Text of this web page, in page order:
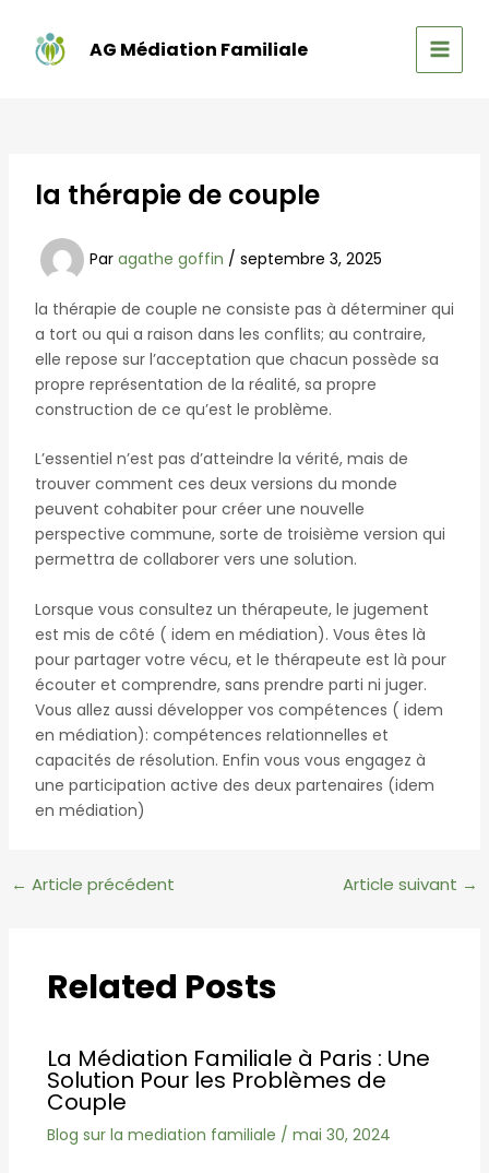
contenu
AG Médiation Familiale
MAIN
la thérapie de couple
Par agathe goffin / septembre 3, 2025
la thérapie de couple ne consiste pas à déterminer qui
a tort ou qui a raison dans les conflits; au contraire,
elle repose sur l’acceptation que chacun possède sa
propre représentation de la réalité, sa propre
construction de ce qu’est le problème.
L’essentiel n’est pas d’atteindre la vérité, mais de
trouver comment ces deux versions du monde
peuvent cohabiter pour créer une nouvelle
perspective commune, sorte de troisième version qui
permettra de collaborer vers une solution.
Lorsque vous consultez un thérapeute, le jugement
est mis de côté ( idem en médiation). Vous êtes là
pour partager votre vécu, et le thérapeute est là pour
écouter et comprendre, sans prendre parti ni juger.
Vous allez aussi développer vos compétences ( idem
en médiation): compétences relationnelles et
capacités de résolution. Enfin vous vous engagez à
une participation active des deux partenaires (idem
en médiation)
Navigation
← Article précédent Article suivant →
Related Posts
La Médiation Familiale à Paris : Une
Solution Pour les Problèmes de
Couple
Blog sur la mediation familiale / mai 30, 2024